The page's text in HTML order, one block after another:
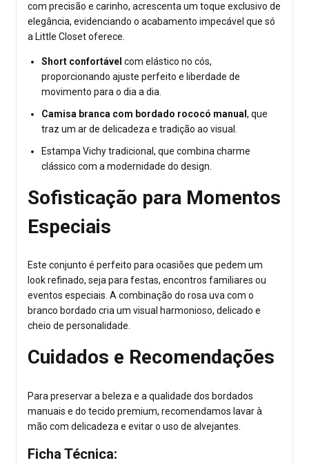
com precisão e carinho, acrescenta um toque exclusivo de
elegância, evidenciando o acabamento impecável que só
a Little Closet oferece.
Short confortável com elástico no cós,
proporcionando ajuste perfeito e liberdade de
movimento para o dia a dia.
Camisa branca com bordado rococó manual , que
traz um ar de delicadeza e tradição ao visual.
Estampa Vichy tradicional, que combina charme
clássico com a modernidade do design.
Sofisticação para Momentos
Especiais
Este conjunto é perfeito para ocasiões que pedem um
look refinado, seja para festas, encontros familiares ou
eventos especiais. A combinação do rosa uva com o
branco bordado cria um visual harmonioso, delicado e
cheio de personalidade.
Cuidados e Recomendações
Para preservar a beleza e a qualidade dos bordados
manuais e do tecido premium, recomendamos lavar à
mão com delicadeza e evitar o uso de alvejantes.
Ficha Técnica: